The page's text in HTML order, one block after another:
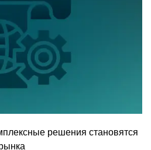
решения становятся